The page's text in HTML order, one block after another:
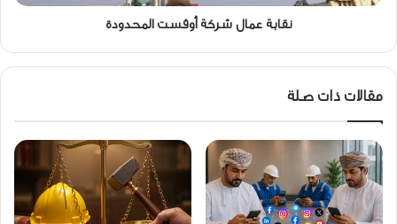
نقابة عمال شركة أوفست المحدودة
مقالات ذات صلة